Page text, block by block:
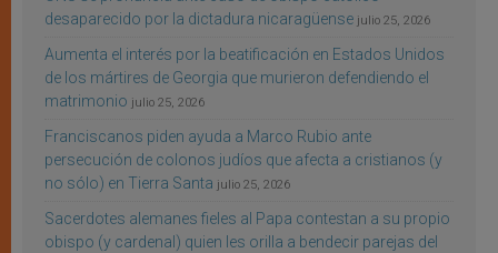
desaparecido por la dictadura nicaragüense julio 25, 2026
Aumenta el interés por la beatificación en Estados Unidos
de los mártires de Georgia que murieron defendiendo el
matrimonio julio 25, 2026
Franciscanos piden ayuda a Marco Rubio ante
persecución de colonos judíos que afecta a cristianos (y
no sólo) en Tierra Santa julio 25, 2026
Sacerdotes alemanes fieles al Papa contestan a su propio
obispo (y cardenal) quien les orilla a bendecir parejas del